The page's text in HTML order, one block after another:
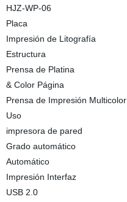
HJZ-WP-06
Placa
Impresión de Litografía
Estructura
Prensa de Platina
& Color Página
Prensa de Impresión Multicolor
Uso
impresora de pared
Grado automático
Automático
Impresión Interfaz
USB 2.0